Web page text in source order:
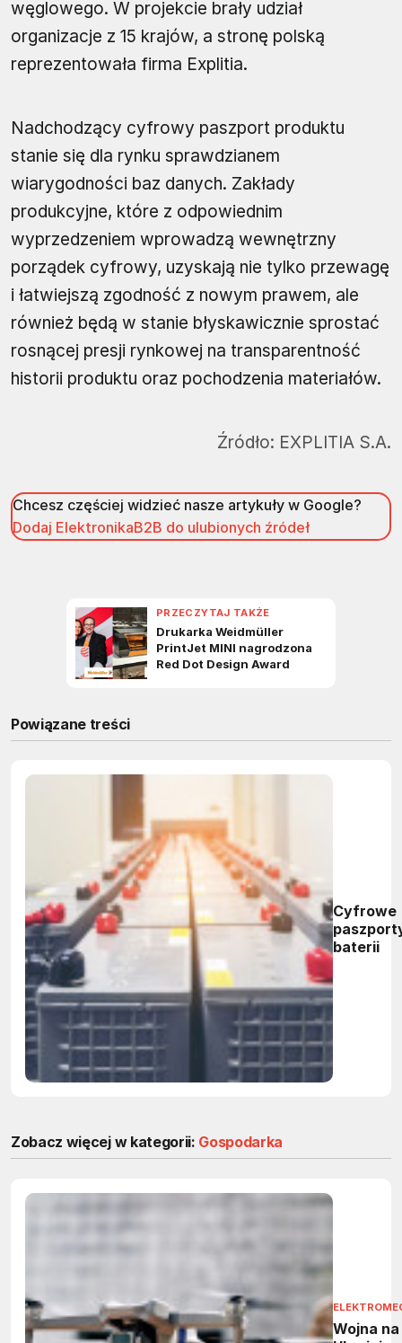
węglowego. W projekcie brały udział
organizacje z 15 krajów, a stronę polską
reprezentowała firma Explitia.
Nadchodzący cyfrowy paszport produktu
stanie się dla rynku sprawdzianem
wiarygodności baz danych. Zakłady
produkcyjne, które z odpowiednim
wyprzedzeniem wprowadzą wewnętrzny
porządek cyfrowy, uzyskają nie tylko przewagę
i łatwiejszą zgodność z nowym prawem, ale
również będą w stanie błyskawicznie sprostać
rosnącej presji rynkowej na transparentność
historii produktu oraz pochodzenia materiałów.
Źródło: EXPLITIA S.A.
Chcesz częściej widzieć nasze artykuły w Google?
Dodaj ElektronikaB2B do ulubionych źródeł
Powiązane treści
Cyfrowe
baterii
Zobacz więcej w kategorii: Gospodarka
Wojna na